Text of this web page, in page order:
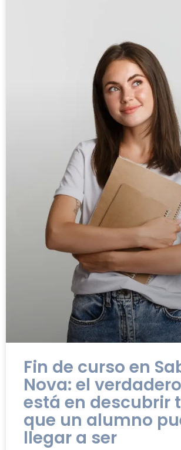
Fin de curso en
Nova: el
está en descubrir
que un alumno
llegar a ser